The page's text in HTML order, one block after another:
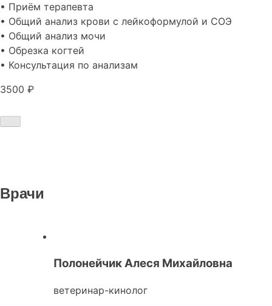
• Приём терапевта
• Общий анализ крови с лейкоформулой и СОЭ
• Общий анализ мочи
• Обрезка когтей
• Консультация по анализам
3500 ₽
Врачи
Полонейчик Алеся Михайловна
ветеринар-кинолог